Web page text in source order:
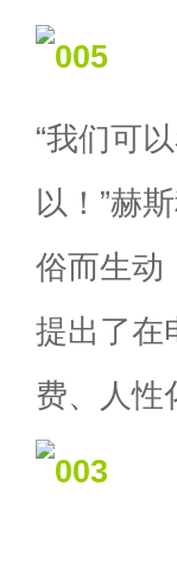
“我们可
以！”赫
俗而生动
提出了在
费、人性